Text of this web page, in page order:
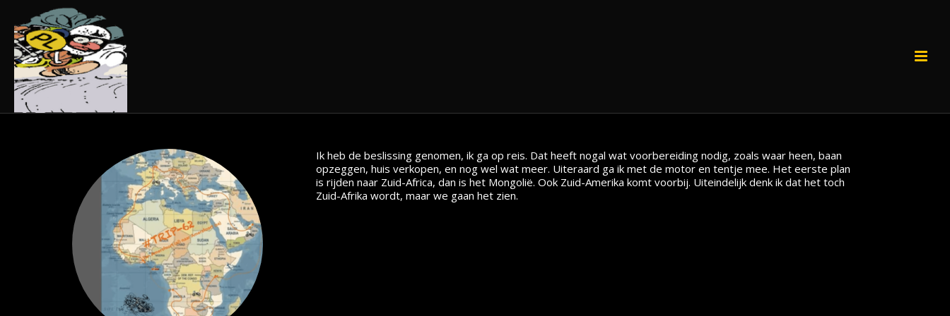
Ik heb de beslissing genomen, ik ga op reis. Dat heeft nogal wat voorbereiding nodig, zoals waar heen, baan
opzeggen, huis verkopen, en nog wel wat meer. Uiteraard ga ik met de motor en tentje mee. Het eerste plan
is rijden naar Zuid-Africa, dan is het Mongolië. Ook Zuid-Amerika komt voorbij. Uiteindelijk denk ik dat het toch
Zuid-Afrika wordt, maar we gaan het zien.